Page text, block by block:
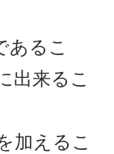
あるこ
出来るこ
加えるこ